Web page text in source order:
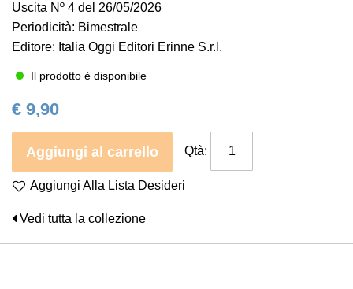
immagini
Uscita Nº 4 del 26/05/2026
Periodicità: Bimestrale
Editore: Italia Oggi Editori Erinne S.r.l.
Il prodotto è disponibile
€ 9,90
Aggiungi al carrello Qtà:
Aggiungi Alla Lista Desideri
Vedi tutta la collezione